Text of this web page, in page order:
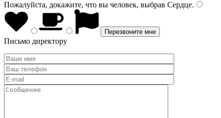
Пожалуйста, докажите, что вы человек, выбрав Сердце.
Письмо директору